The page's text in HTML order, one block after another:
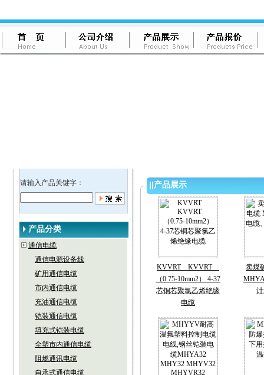
请输入产品关键字：
产品分类
通信电缆
通信电源设备线
矿用通信电缆
市内通信电缆
充油通信电缆
铠装通信电缆
填充式铠装电缆
全塑市内通信电缆
阻燃通讯电缆
自承式通信电缆
||产品展示
KVVRT KVVRT
（0.75-10mm2） 4-37
芯铜芯聚氯乙烯绝缘
电缆
卖煤